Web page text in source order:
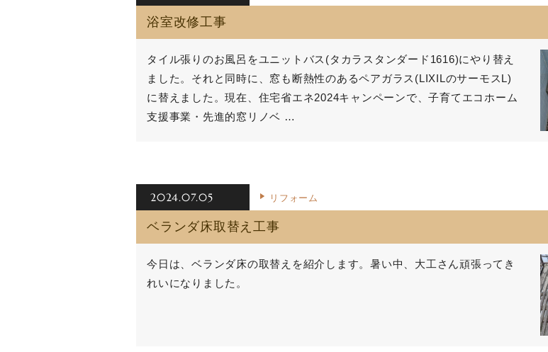
浴室改修工事
タイル張りのお風呂をユニットバス(タカラスタンダード1616)にやり替え
ました。それと同時に、窓も断熱性のあるペアガラス(LIXILのサーモスL)
に替えました。現在、住宅省エネ2024キャンペーンで、子育てエコホーム
支援事業・先進的窓リノベ …
2024.07.05 リフォーム
ベランダ床取替え工事
今日は、ベランダ床の取替えを紹介します。暑い中、大工さん頑張ってき
れいになりました。